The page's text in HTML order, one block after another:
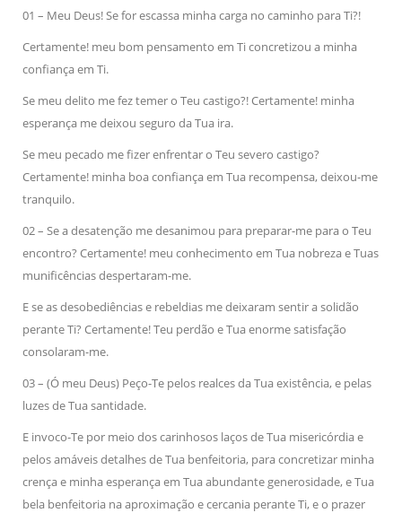
01 – Meu Deus! Se for escassa minha carga no caminho para Ti?!
Certamente! meu bom pensamento em Ti concretizou a minha
confiança em Ti.
Se meu delito me fez temer o Teu castigo?! Certamente! minha
esperança me deixou seguro da Tua ira.
Se meu pecado me fizer enfrentar o Teu severo castigo?
Certamente! minha boa confiança em Tua recompensa, deixou-me
tranquilo.
02 – Se a desatenção me desanimou para preparar-me para o Teu
encontro? Certamente! meu conhecimento em Tua nobreza e Tuas
munificências despertaram-me.
E se as desobediências e rebeldias me deixaram sentir a solidão
perante Ti? Certamente! Teu perdão e Tua enorme satisfação
consolaram-me.
03 – (Ó meu Deus) Peço-Te pelos realces da Tua existência, e pelas
luzes de Tua santidade.
E invoco-Te por meio dos carinhosos laços de Tua misericórdia e
pelos amáveis detalhes de Tua benfeitoria, para concretizar minha
crença e minha esperança em Tua abundante generosidade, e Tua
bela benfeitoria na aproximação e cercania perante Ti, e o prazer